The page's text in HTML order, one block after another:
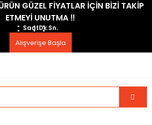
GÜZEL FİYATLAR İÇİN BİZİ TAKİP
ETMEYİ UNUTMA ​‼️​
SaatDk.Sn.
Alışverişe Başla